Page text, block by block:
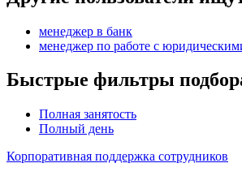
менеджер в банк
менеджер по работе с
Быстрые фильтры
Полная занятость
Полный день
Корпоративная поддержка сотрудников